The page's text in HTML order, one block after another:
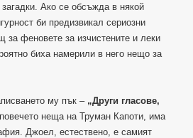
Ако се обсъжда в някой
би предизвикал сериозни
феновете за изчистените и леки
биха намерили в него нещо за
му пък – „Други гласове,
неща на Труман Капоти, има
Джоел, естествено, е самият